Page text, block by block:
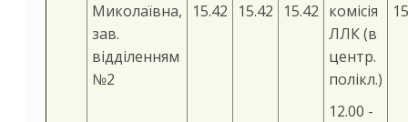
Миколаївна,
зав.
відділенням
№2
15.42
15.42
15.42 комісія
ЛЛК (в
центр.
полікл.)
12.00 -